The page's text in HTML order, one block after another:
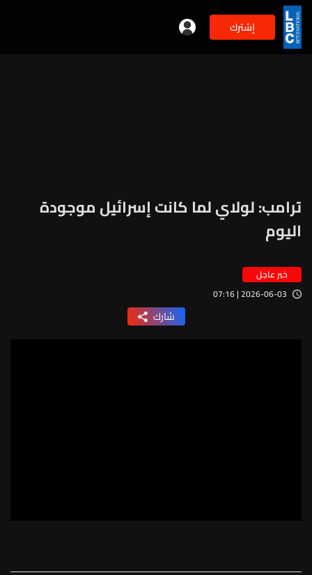
إشترك
ترامب: لولاي لما كانت إسرائيل موجودة
اليوم
خبر عاجل
2026-06-03 | 07:16
شارك